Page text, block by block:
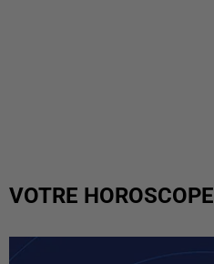
VOTRE HOROSCOPE